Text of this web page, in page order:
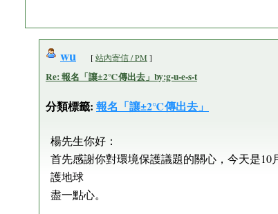
wu [站內寄信 / PM ]
Re: 報名「讓±2℃傳出去」by:g-u-e-s-t
分類標籤: 報名「讓±2℃傳出去」
楊先生你好：
首先感謝你對環境保護議題的關心，今天是
護地球
盡一點心。